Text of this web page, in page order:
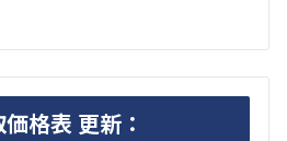
格表 更新：